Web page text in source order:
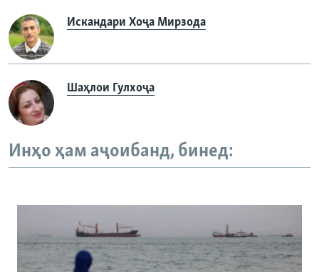
Искандари Хоҷа Мирзода
Шаҳлои Гулхоҷа
Инҳо ҳам аҷоибанд, бинед: